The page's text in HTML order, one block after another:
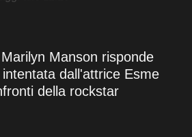
Manson risponde
dall'attrice Esme
della rockstar